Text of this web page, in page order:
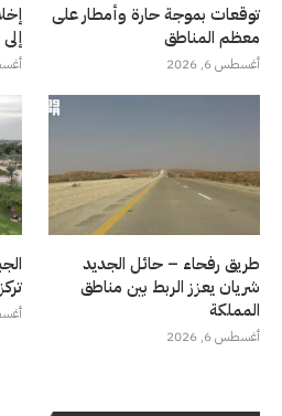
توقعات بموجة حارة وأمطار على
معظم المناطق
أغسطس 6, 2026
طريق رفحاء – حائل الجديد
شريان يعزز الربط بين مناطق
المملكة
أغسطس 6, 2026